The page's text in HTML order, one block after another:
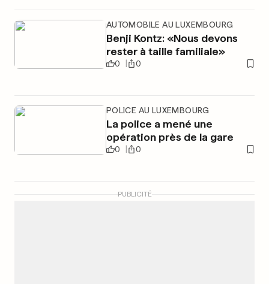
AUTOMOBILE AU LUXEMBOURG
Benji Kontz: «Nous devons
rester à taille familiale»
0 0
POLICE AU LUXEMBOURG
La police a mené une
opération près de la gare
0 0
PUBLICITÉ